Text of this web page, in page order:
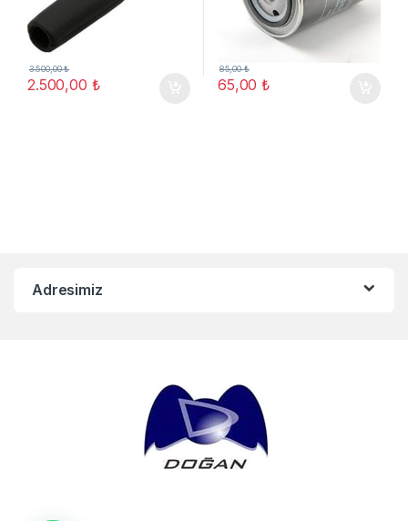
2.500,00 ₺
3.500,00₺
65,00₺
85,00₺
Adresimiz